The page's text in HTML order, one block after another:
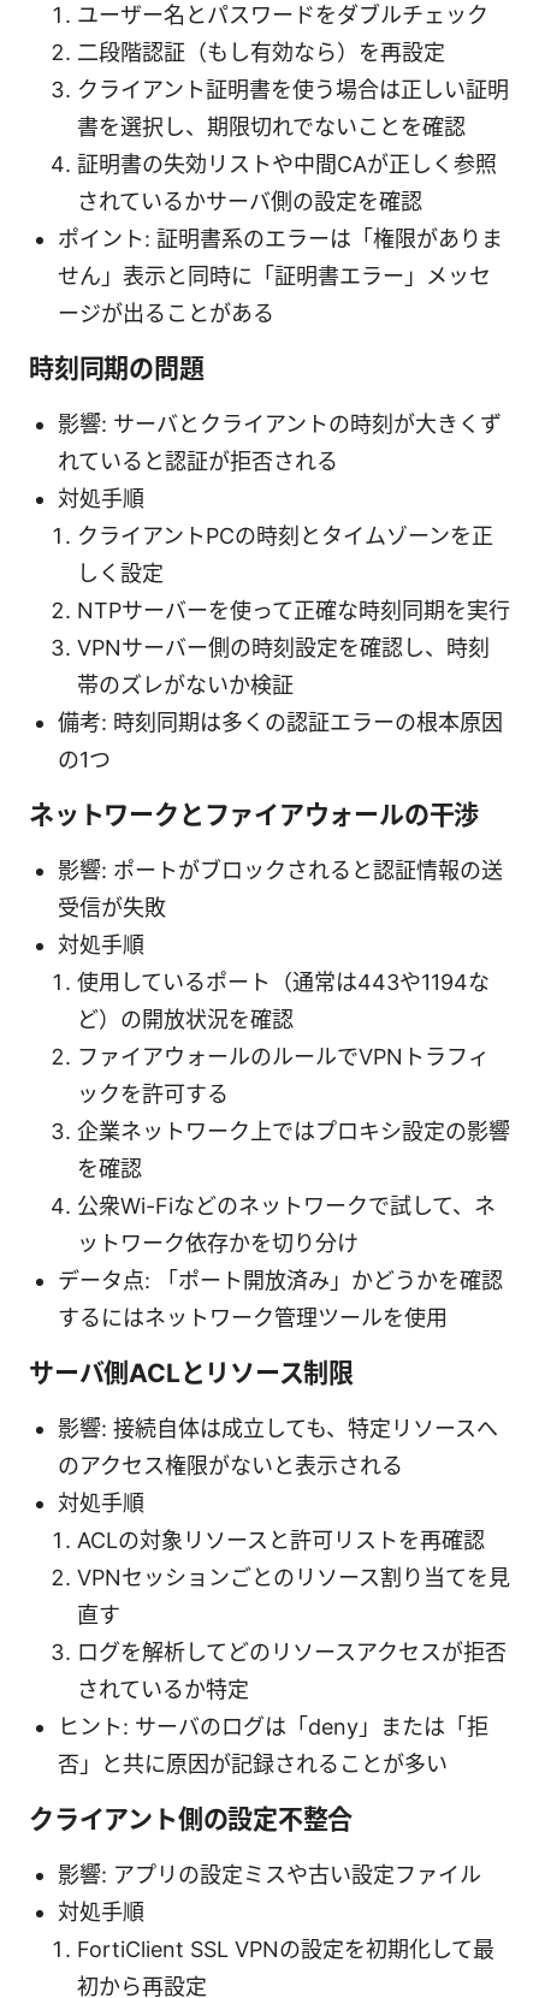
ユーザー名とパスワードをダブルチェック
二段階認証（もし有効なら）を再設定
クライアント証明書を使う場合は正しい証明
書を選択し、期限切れでないことを確認
証明書の失効リストや中間CAが正しく参照
されているかサーバ側の設定を確認
ポイント: 証明書系のエラーは「権限がありま
せん」表示と同時に「証明書エラー」メッセ
ージが出ることがある
時刻同期の問題
影響: サーバとクライアントの時刻が大きくず
れていると認証が拒否される
対処手順
クライアントPCの時刻とタイムゾーンを正
しく設定
NTPサーバーを使って正確な時刻同期を実行
VPNサーバー側の時刻設定を確認し、時刻
帯のズレがないか検証
備考: 時刻同期は多くの認証エラーの根本原因
の1つ
ネットワークとファイアウォールの干渉
影響: ポートがブロックされると認証情報の送
受信が失敗
対処手順
使用しているポート（通常は443や1194な
ど）の開放状況を確認
ファイアウォールのルールでVPNトラフィ
ックを許可する
企業ネットワーク上ではプロキシ設定の影響
を確認
公衆Wi-Fiなどのネットワークで試して、ネ
ットワーク依存かを切り分け
データ点: 「ポート開放済み」かどうかを確認
するにはネットワーク管理ツールを使用
サーバ側ACLとリソース制限
影響: 接続自体は成立しても、特定リソースへ
のアクセス権限がないと表示される
対処手順
ACLの対象リソースと許可リストを再確認
VPNセッションごとのリソース割り当てを見
直す
ログを解析してどのリソースアクセスが拒否
されているか特定
ヒント: サーバのログは「deny」または「拒
否」と共に原因が記録されることが多い
クライアント側の設定不整合
影響: アプリの設定ミスや古い設定ファイル
対処手順
FortiClient SSL VPNの設定を初期化して最
初から再設定